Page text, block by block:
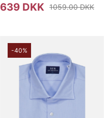
639 DKK 1059.00 DKK
-40%